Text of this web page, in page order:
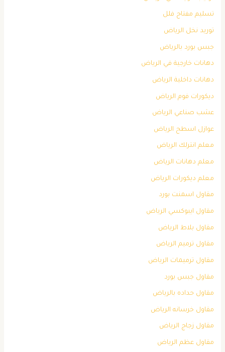
تسليم مفتاح فلل
توريد نخل الرياض
جبس بورد بالرياض
دهانات خارجية في الرياض
دهانات داخلية الرياض
ديكورات فوم الرياض
عشب صناعي الرياض
عوازل اسطح الرياض
معلم انترلك الرياض
معلم دهانات الرياض
معلم ديكورات الرياض
مقاول اسمنت بورد
مقاول ايبوكسي الرياض
مقاول بلاط الرياض
مقاول ترميم الرياض
مقاول ترميمات الرياض
مقاول جبس بورد
مقاول حداده بالرياض
مقاول خرسانه الرياض
مقاول زجاج الرياض
مقاول عظم الرياض